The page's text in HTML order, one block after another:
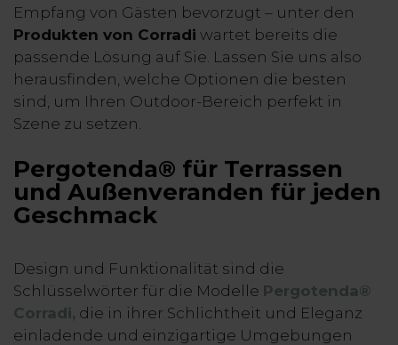
Empfang von Gästen bevorzugt – unter den
Produkten von Corradi wartet bereits die
passende Lösung auf Sie. Lassen Sie uns also
herausfinden, welche Optionen die besten
sind, um Ihren Outdoor-Bereich perfekt in
Szene zu setzen.
Pergotenda® für Terrassen
und Außenveranden für jeden
Geschmack
Design und Funktionalität sind die
Schlüsselwörter für die Modelle Pergotenda®
Corradi, die in ihrer Schlichtheit und Eleganz
einladende und einzigartige Umgebungen